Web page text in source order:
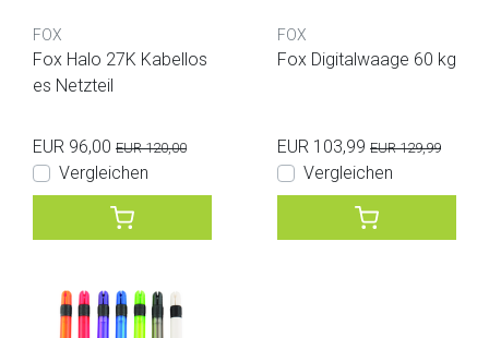
FOX
Fox Halo 27K Kabellos
es Netzteil
EUR 96,00 EUR 120,00
Vergleichen
FOX
Fox Digitalwaage 60 kg
EUR 103,99 EUR 129,99
Vergleichen